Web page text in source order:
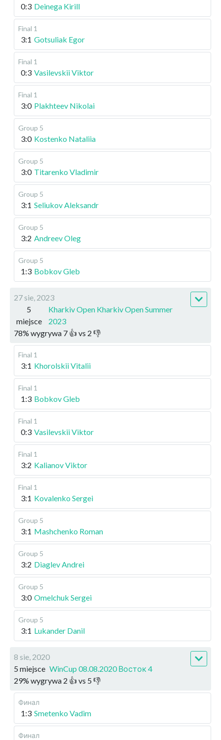
0:3 Deinega Kirill
Final 1
3:1 Gotsuliak Egor
Final 1
0:3 Vasilevskii Viktor
Final 1
3:0 Plakhteev Nikolai
Group 5
3:0 Kostenko Nataliia
Group 5
3:0 Titarenko Vladimir
Group 5
3:1 Seliukov Aleksandr
Group 5
3:2 Andreev Oleg
Group 5
1:3 Bobkov Gleb
27 sie, 2023
5
miejsce
Kharkiv Open Kharkiv Open Summer
2023
78% wygrywa 7 👍 vs 2 👎
Final 1
3:1 Khorolskii Vitalii
Final 1
1:3 Bobkov Gleb
Final 1
0:3 Vasilevskii Viktor
Final 1
3:2 Kalianov Viktor
Final 1
3:1 Kovalenko Sergei
Group 5
3:1 Mashchenko Roman
Group 5
3:2 Diaglev Andrei
Group 5
3:0 Omelchuk Sergei
Group 5
3:1 Lukander Danil
8 sie, 2020
5 miejsce WinCup 08.08.2020 Восток 4
29% wygrywa 2 👍 vs 5 👎
Финал
1:3 Smetenko Vadim
Финал